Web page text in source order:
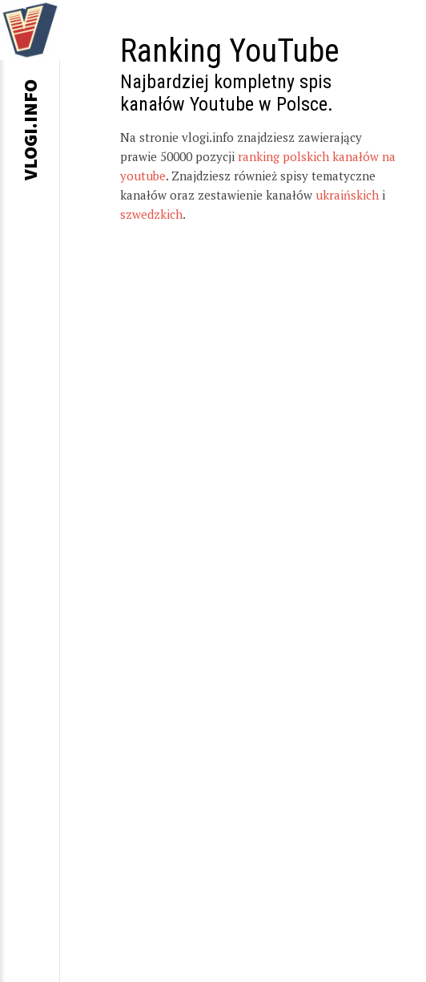
Ranking YouTube
Najbardziej kompletny spis
kanałów Youtube w Polsce.
Na stronie vlogi.info znajdziesz zawierający
prawie 50000 pozycji ranking polskich kanałów na
youtube. Znajdziesz również spisy tematyczne
kanałów oraz zestawienie kanałów ukraińskich i
szwedzkich.
VLOGI.INFO